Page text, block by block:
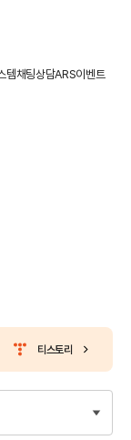
템채팅상담ARS이벤트
티스토리